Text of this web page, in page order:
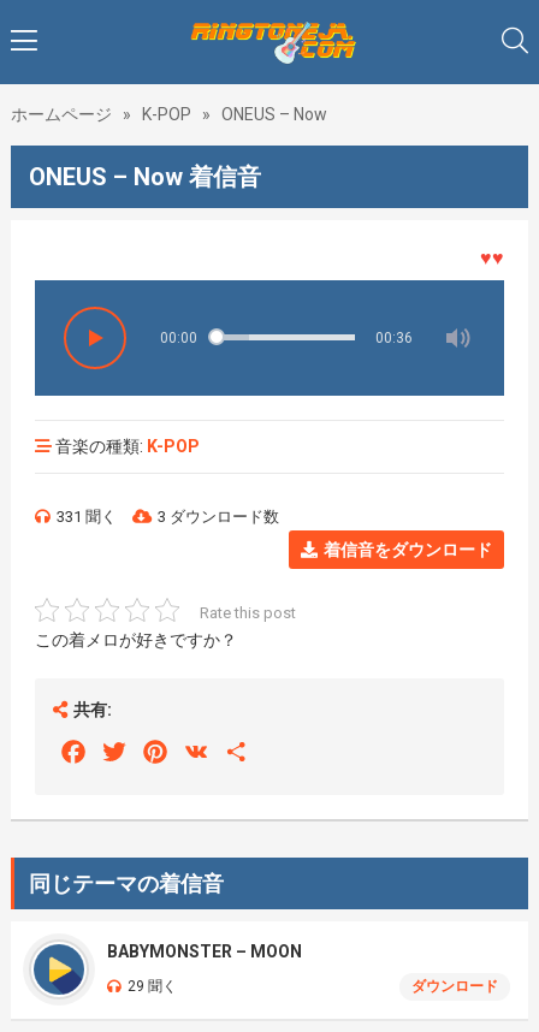
ホームページ » K-POP » ONEUS – Now
ONEUS – Now 着信音
♥♥♥着メ
00:00 00:36
音楽の種類: K-POP
331 聞く 3 ダウンロード数
着信音をダウンロード
Rate this post
この着メロが好きですか？
共有:
FacebookTwitterPinterest
VK
同じテーマの着信音
BABYMONSTER – MOON
29 聞く ダウンロード